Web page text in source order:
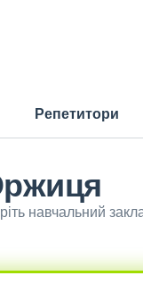
Репетитори
навчальний